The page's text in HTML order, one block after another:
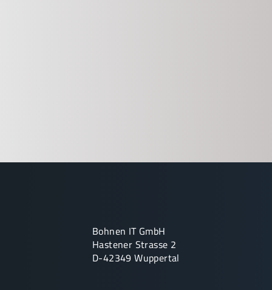
Bohnen IT GmbH
Hastener Strasse 2
D-42349 Wuppertal